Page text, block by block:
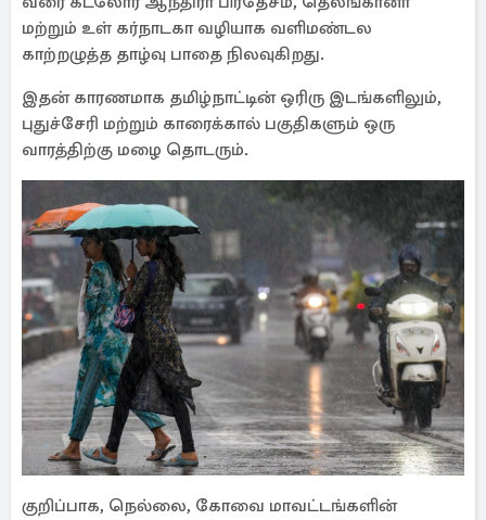
மற்றும் உள் கர்நாடகா வழியாக வளிமண்டல
காற்றழுத்த தாழ்வு பாதை நிலவுகிறது.
இதன் காரணமாக தமிழ்நாட்டின் ஒரிரு இடங்களிலும்,
புதுச்சேரி மற்றும் காரைக்கால் பகுதிகளும் ஒரு
வாரத்திற்கு மழை தொடரும்.
குறிப்பாக, நெல்லை, கோவை மாவட்டங்களின்